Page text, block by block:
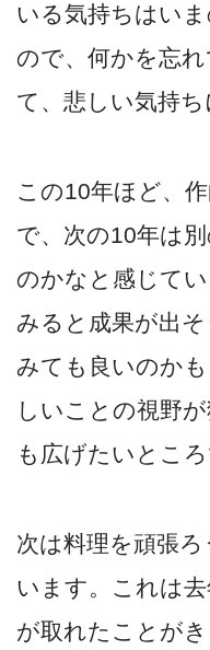
いる気持ちはい
ので、何かを忘
て、悲しい気持ち
この10年ほど、
で、次の10年は
のかなと感じて
みると成果が出
みても良いのか
しいことの視野
も広げたいところ
次は料理を頑張
います。これは
が取れたことが